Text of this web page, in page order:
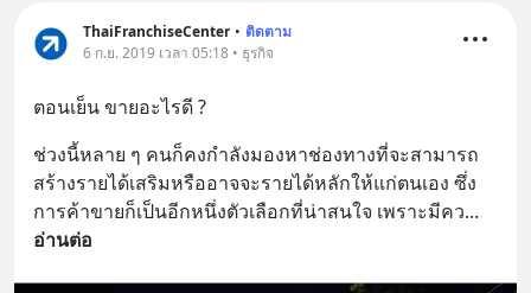
ThaiFranchiseCenter • ติดตาม
6 ก.ย. 2019 เวลา 05:18 • ธุรกิจ
ตอนเย็น ขายอะไรดี ?
ช่วงนี้หลาย ๆ คนก็คงกำลังมองหาช่องทางที่จะสามารถ
สร้างรายได้เสริมหรืออาจจะรายได้หลักให้แก่ตนเอง ซึ่ง
การค้าขายก็เป็นอีกหนึ่งตัวเลือกที่น่าสนใจ เพราะมีคว
อ่านต่อ